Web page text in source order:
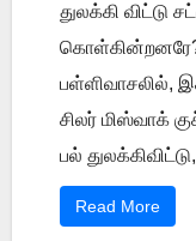
துலக்கி விட்டு
பள்ளிவாசலில்,
சிலர் மிஸ்வாக்
பல்
Read More